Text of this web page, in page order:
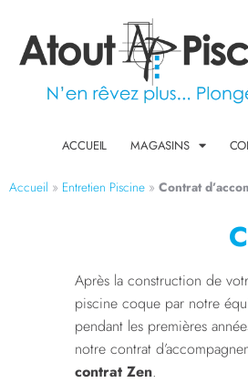
ACCUEIL MAGASINS
Accueil » Entretien Piscine » Contrat
Après la construction de
piscine coque par notre
pendant les premières
notre contrat
contrat Zen.